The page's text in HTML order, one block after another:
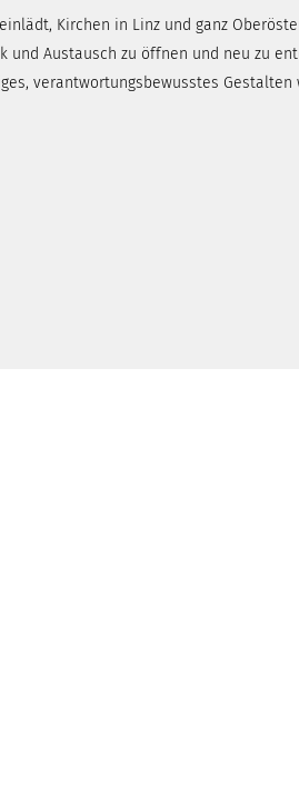
Kirchen in Linz und ganz
und Austausch zu öffnen und neu zu
verantwortungsbewusstes